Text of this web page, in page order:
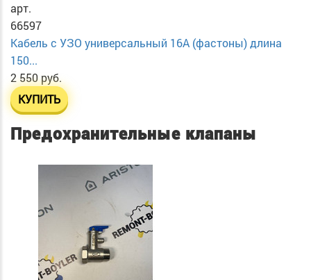
арт.
66597
Кабель с УЗО универсальный 16А (фастоны) длина
150...
2 550 руб.
КУПИТЬ
Предохранительные клапаны